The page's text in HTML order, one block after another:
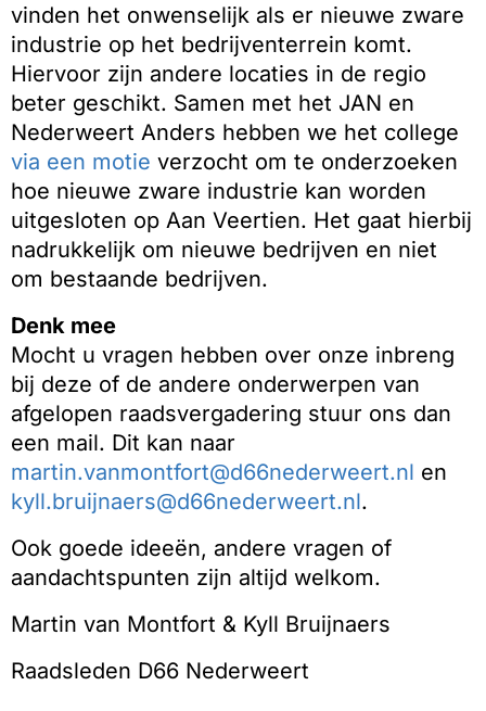
vinden het onwenselijk als er nieuwe zware
industrie op het bedrijventerrein komt.
Hiervoor zijn andere locaties in de regio
beter geschikt. Samen met het JAN en
Nederweert Anders hebben we het college
via een motie verzocht om te onderzoeken
hoe nieuwe zware industrie kan worden
uitgesloten op Aan Veertien. Het gaat hierbij
nadrukkelijk om nieuwe bedrijven en niet
om bestaande bedrijven.
Denk mee
Mocht u vragen hebben over onze inbreng
bij deze of de andere onderwerpen van
afgelopen raadsvergadering stuur ons dan
een mail. Dit kan naar
martin.vanmontfort@d66nederweert.nl en
kyll.bruijnaers@d66nederweert.nl.
Ook goede ideeën, andere vragen of
aandachtspunten zijn altijd welkom.
Martin van Montfort & Kyll Bruijnaers
Raadsleden D66 Nederweert